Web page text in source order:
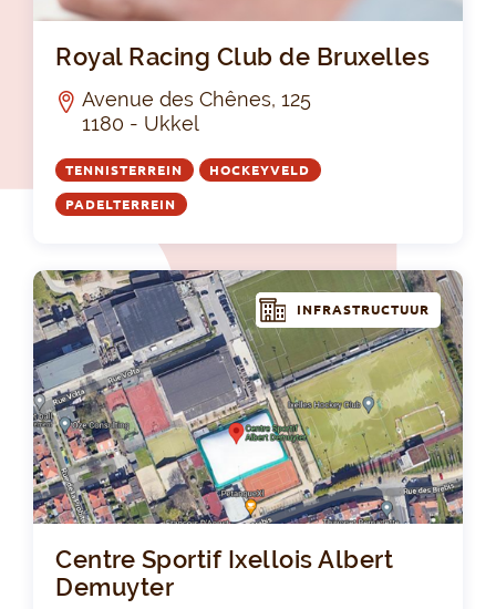
Royal Racing Club de Bruxelles
Avenue des Chênes, 125
1180 - Ukkel
TENNISTERREIN HOCKEYVELD
PADELTERREIN
INFRASTRUCTUUR
Centre Sportif Ixellois Albert
Demuyter